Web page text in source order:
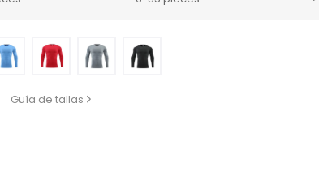
Guía de tallas